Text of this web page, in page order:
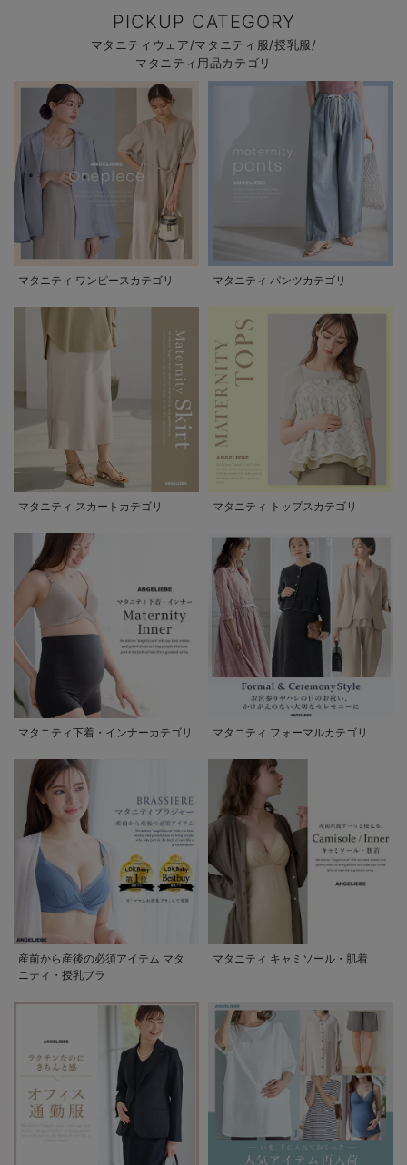
PICKUP CATEGORY
マタニティウェア/マタニティ服/授乳服/
マタニティ用品カテゴリ
マタニティ ワンピースカテゴリ マタニティ パンツカテゴリ
マタニティ スカートカテゴリ マタニティ トップスカテゴリ
マタニティ下着・インナーカテゴリ マタニティ フォーマルカテゴリ
産前から産後の必須アイテム マタ
ニティ・授乳ブラ
マタニティ キャミソール・肌着